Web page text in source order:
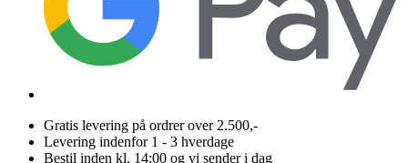
Gratis levering på ordrer over 2.500,-
Levering indenfor 1 - 3 hverdage
Bestil inden kl. 14:00 og vi sender i dag